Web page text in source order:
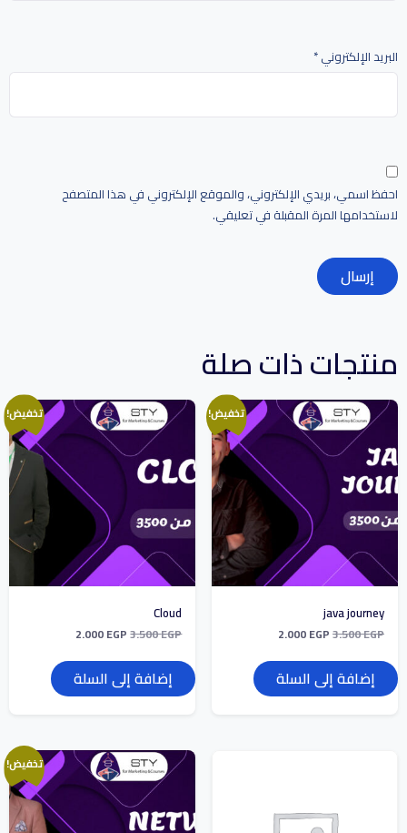
البريد الإلكتروني*
احفظ اسمي، بريدي الإلكتروني، والموقع الإلكتروني في هذا المتصفح
لاستخدامها المرة المقبلة في تعليقي.
منتجات ذات صلة
تخفيض!
java journey
3.500EGP
2.000EGP
إضافة إلى السلة
تخفيض!
Cloud
3.500EGP
2.000EGP
إضافة إلى السلة
تخفيض!